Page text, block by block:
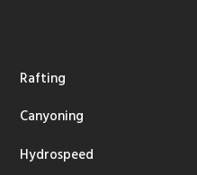
Rafting
Canyoning
Hydrospeed